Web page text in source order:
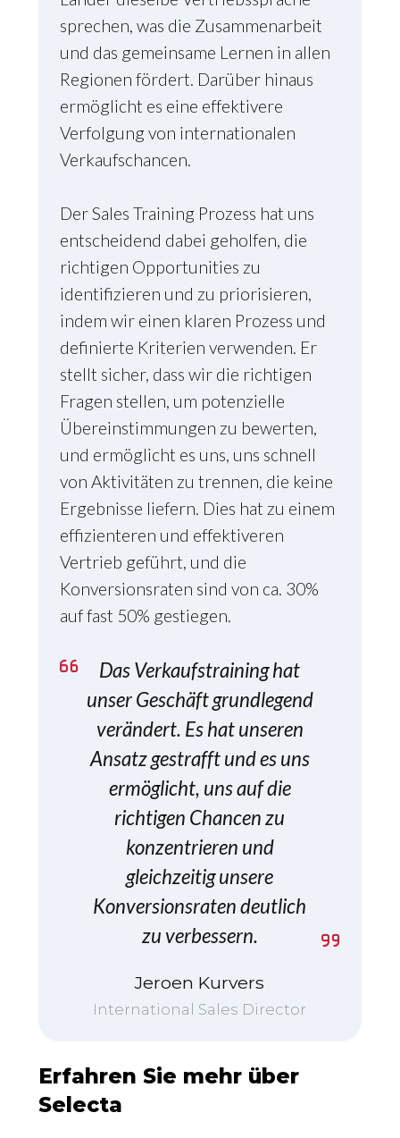
sprechen, was die Zusammenarbeit
und das gemeinsame Lernen in allen
Regionen fördert. Darüber hinaus
ermöglicht es eine effektivere
Verfolgung von internationalen
Verkaufschancen.
Der Sales Training Prozess hat uns
entscheidend dabei geholfen, die
richtigen Opportunities zu
identifizieren und zu priorisieren,
indem wir einen klaren Prozess und
definierte Kriterien verwenden. Er
stellt sicher, dass wir die richtigen
Fragen stellen, um potenzielle
Übereinstimmungen zu bewerten,
und ermöglicht es uns, uns schnell
von Aktivitäten zu trennen, die keine
Ergebnisse liefern. Dies hat zu einem
effizienteren und effektiveren
Vertrieb geführt, und die
Konversionsraten sind von ca. 30%
auf fast 50% gestiegen.
Das Verkaufstraining hat
unser Geschäft grundlegend
verändert. Es hat unseren
Ansatz gestrafft und es uns
ermöglicht, uns auf die
richtigen Chancen zu
konzentrieren und
gleichzeitig unsere
Konversionsraten deutlich
zu verbessern.
Jeroen Kurvers
International Sales Director
Erfahren Sie mehr über
Selecta